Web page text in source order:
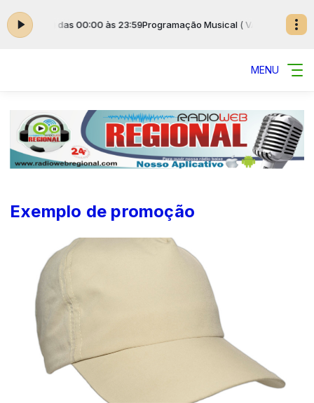
) das 00:00 às 23:59Programação Musical ( VARIADAS )
MENU
Exemplo de promoção